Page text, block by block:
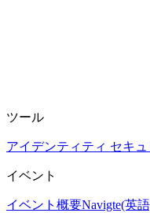
ツール
アイデンティティ セキ
イベント
イベント概要Navigte(英